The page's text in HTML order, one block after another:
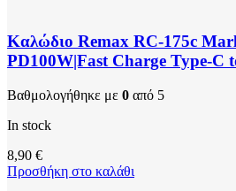
Καλώδιο Remax RC-175c
PD100W|Fast Charge Type-C
Βαθμολογήθηκε με 0 από 5
In stock
8,90 €
Προσθήκη στο καλάθι